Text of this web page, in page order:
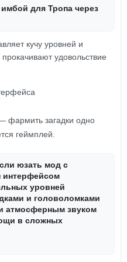
для Тропа через
кучу уровней и
удовольствие
фармить загадки одно
геймплей.
юзать мод с
интерфейсом
уровней
и головоломками
атмосферным звуком
в сложных